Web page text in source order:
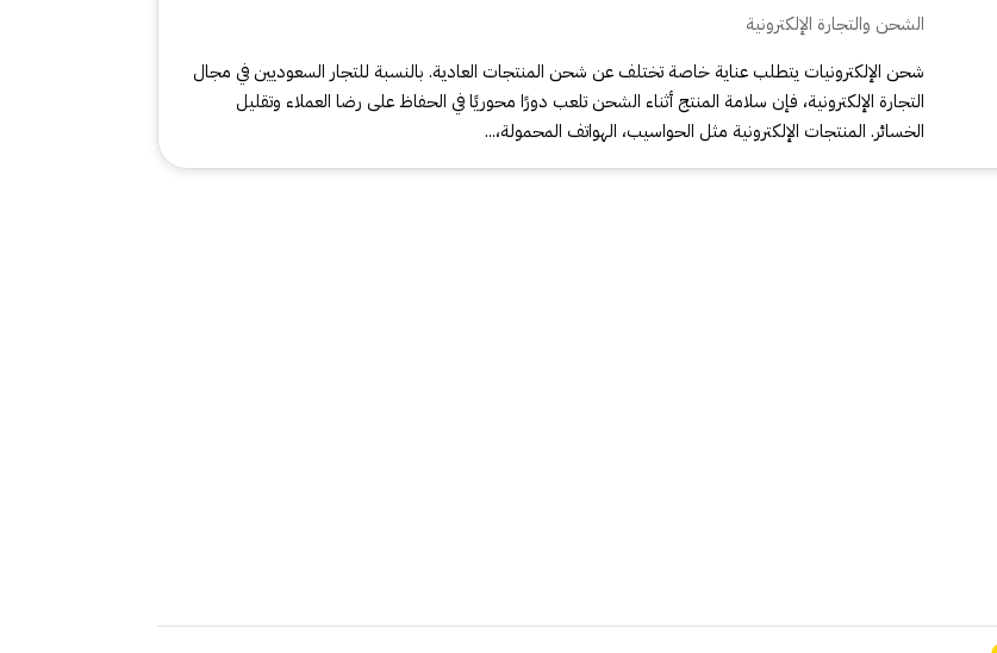
الشحن والتجارة الإلكترونية
شحن الإلكترونيات يتطلب عناية خاصة تختلف عن شحن المنتجات العادية. بالنسبة للتجار السعوديين في مجال
التجارة الإلكترونية، فإن سلامة المنتج أثناء الشحن تلعب دورًا محوريًا في الحفاظ على رضا العملاء وتقليل
الخسائر. المنتجات الإلكترونية مثل الحواسيب، الهواتف المحمولة،...